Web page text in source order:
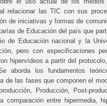
relacionar las TIC con sus
de iniciativas y formas de
de Educación del país que
de Educación nacional y la
pero con especificaciones
hipervídeos a partir del
aborda los fundamentos
de las fases que componen el
Producción, Post-
comparación entre hipermedia,